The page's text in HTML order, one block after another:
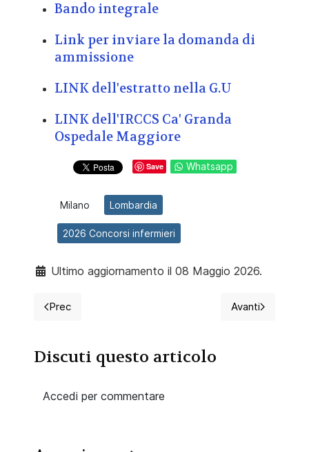
Bando integrale
Link per inviare la domanda di
ammissione
LINK dell'estratto nella G.U
LINK dell'IRCCS Ca' Granda
Ospedale Maggiore
Save Whatsapp
Milano Lombardia
2026 Concorsi infermieri
Ultimo aggiornamento il 08 Maggio 2026.
Articolo precedente: 2026 Mobilità per 5 infermieri,
Prec Articolo
Avanti
Discuti questo articolo
Accedi per commentare